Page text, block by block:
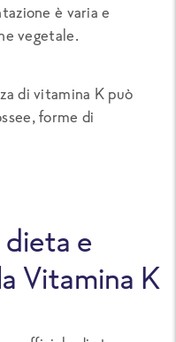
è varia e
vegetale.
di vitamina K può
forme di
e
Vitamina K